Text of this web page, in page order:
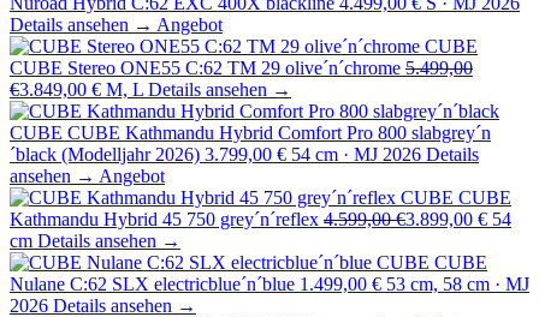
Details ansehen → Angebot
CUBE
CUBE Stereo ONE55 C:62 TM 29 olive´n´chrome 5.499,00
€3.849,00 € M, L Details ansehen →
CUBE CUBE Kathmandu Hybrid Comfort Pro 800 slabgrey´n
´black (Modelljahr 2026) 3.799,00 € 54 cm · MJ 2026 Details
ansehen → Angebot
CUBE CUBE
Kathmandu Hybrid 45 750 grey´n´reflex 4.599,00 €3.899,00 € 54
cm Details ansehen →
CUBE CUBE
Nulane C:62 SLX electricblue´n´blue 1.499,00 € 53 cm, 58 cm · MJ
2026 Details ansehen →